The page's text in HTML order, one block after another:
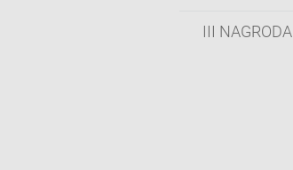
III NAGRODA